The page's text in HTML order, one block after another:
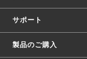
サポート
製品のご購入